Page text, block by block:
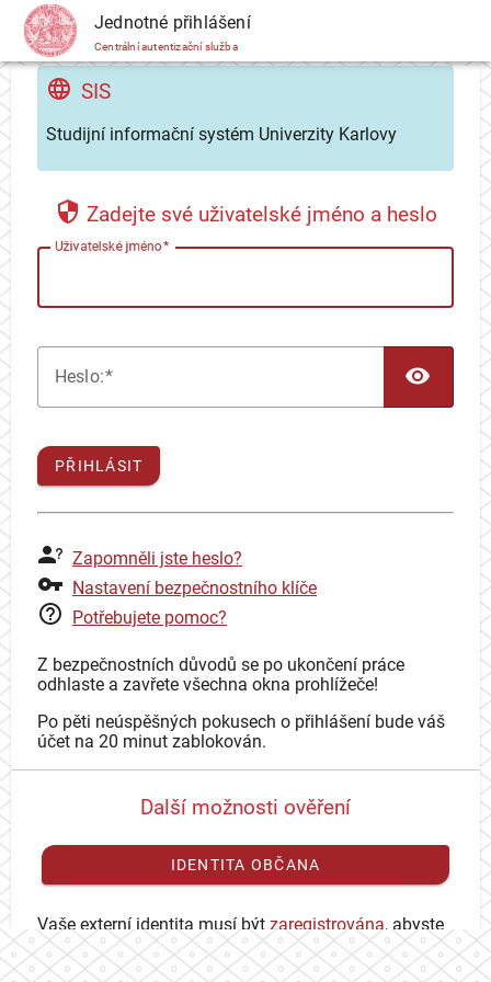
CAS Jednotné přihlášení
Centrální autentizační služba
SIS
Studijní informační systém Univerzity Karlovy
Zadejte své uživatelské jméno a heslo
Uživatelské jméno
Heslo:
PŘIHLÁSIT
Zapomněli jste heslo?
Nastavení bezpečnostního klíče
Potřebujete pomoc?
Z bezpečnostních důvodů se po ukončení práce
odhlaste a zavřete všechna okna prohlížeče!
Po pěti neúspěšných pokusech o přihlášení bude váš
účet na 20 minut zablokován.
Další možnosti ověření
IDENTITA OBČANA
Vaše externí identita musí být zaregistrována, abyste
se mohli přihlásit ke svému CAS účtu.